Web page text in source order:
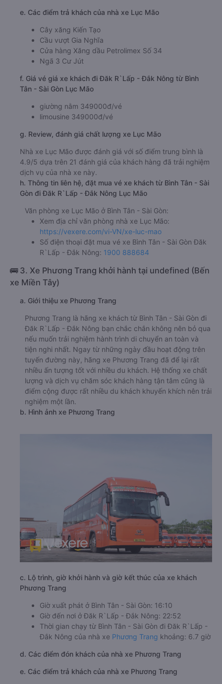
e. Các điểm trả khách của nhà xe Lục Mão
Cây xăng Kiến Tạo
Cầu vượt Gia Nghĩa
Cửa hàng Xăng dầu Petrolimex Số 34
Ngã 3 Cư Jút
f. Giá vé giá xe khách đi Đăk R`Lấp - Đắk Nông từ Bình
Tân - Sài Gòn Lục Mão
giường nằm 349000đ/vé
limousine 349000đ/vé
g. Review, đánh giá chất lượng xe Lục Mão
Nhà xe Lục Mão được đánh giá với số điểm trung bình là
4.9/5 dựa trên 21 đánh giá của khách hàng đã trải nghiệm
dịch vụ của nhà xe này.
h. Thông tin liên hệ, đặt mua vé xe khách từ Bình Tân - Sài
Gòn đi Đăk R`Lấp - Đắk Nông Lục Mão
Văn phòng xe Lục Mão ở Bình Tân - Sài Gòn:
Xem địa chỉ văn phòng nhà xe Lục Mão:
https://vexere.com/vi-VN/xe-luc-mao
Số điện thoại đặt mua vé xe Bình Tân - Sài Gòn Đăk
R`Lấp - Đắk Nông: 1900 888684
🚌 3. Xe Phương Trang khởi hành tại undefined (Bến
xe Miền Tây)
a. Giới thiệu xe Phương Trang
Phương Trang là hãng xe khách từ Bình Tân - Sài Gòn đi
Đăk R`Lấp - Đắk Nông bạn chắc chắn không nên bỏ qua
nếu muốn trải nghiệm hành trình di chuyển an toàn và
tiện nghi nhất. Ngay từ những ngày đầu hoạt động trên
tuyến đường này, hãng xe Phương Trang đã để lại rất
nhiều ấn tượng tốt với nhiều du khách. Hệ thống xe chất
lượng và dịch vụ chăm sóc khách hàng tận tâm cũng là
điểm cộng được rất nhiều du khách khuyến khích nên trải
nghiệm một lần.
b. Hình ảnh xe Phương Trang
c. Lộ trình, giờ khởi hành và giờ kết thúc của xe khách
Phương Trang
Giờ xuất phát ở Bình Tân - Sài Gòn: 16:10
Giờ đến nơi ở Đăk R`Lấp - Đắk Nông: 22:52
Thời gian chạy từ Bình Tân - Sài Gòn đi Đăk R`Lấp -
Đắk Nông của nhà xe Phương Trang khoảng: 6.7 giờ
d. Các điểm đón khách của nhà xe Phương Trang
e. Các điểm trả khách của nhà xe Phương Trang